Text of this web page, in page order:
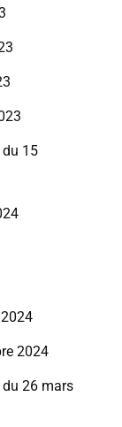
15
2024
26 mars